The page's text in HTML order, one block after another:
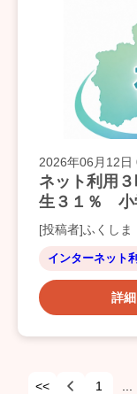
2026年06月12日
ネット利用
生３１％ 小
[投稿者]ふくしま
インターネット
詳細
<< 1